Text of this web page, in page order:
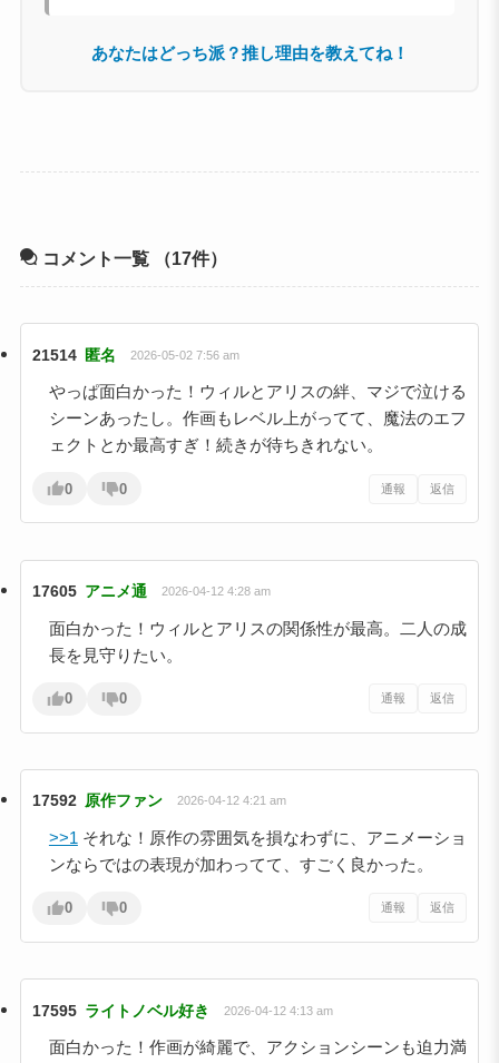
あなたはどっち派？推し理由を教えてね！
コメント一覧 （17件）
21514 匿名 2026-05-02 7:56 am
やっぱ面白かった！ウィルとアリスの絆、マジで泣ける
シーンあったし。作画もレベル上がってて、魔法のエフ
ェクトとか最高すぎ！続きが待ちきれない。
0 0 通報 返信
17605 アニメ通 2026-04-12 4:28 am
面白かった！ウィルとアリスの関係性が最高。二人の成
長を見守りたい。
0 0 通報 返信
17592 原作ファン 2026-04-12 4:21 am
>>1 それな！原作の雰囲気を損なわずに、アニメーショ
ンならではの表現が加わってて、すごく良かった。
0 0 通報 返信
17595 ライトノベル好き 2026-04-12 4:13 am
面白かった！作画が綺麗で、アクションシーンも迫力満